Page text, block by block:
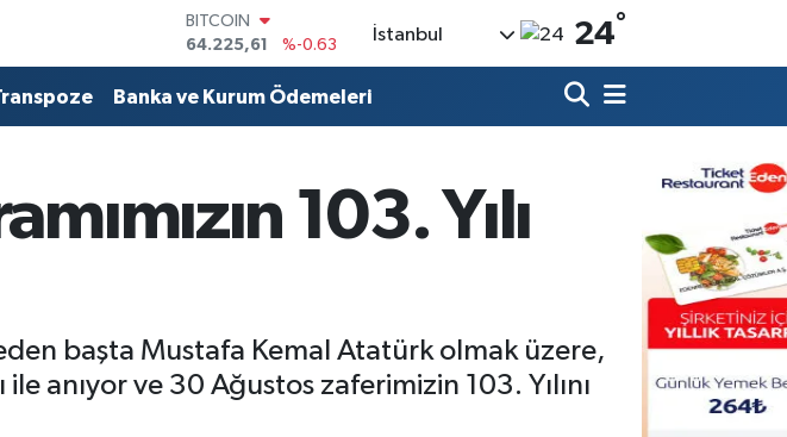
DOLAR
47,7143
%0.16
EURO
55,0317
%-0.02
%0.45
BİST100
13.799
%70
İstanbul 24°
Banka ve Kurum Ödemeleri
103. Yılı
başta Mustafa Kemal Atatürk olmak üzere,
anıyor ve 30 Ağustos zaferimizin 103. Yılını